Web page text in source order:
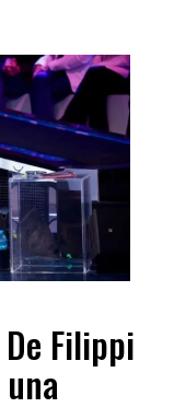
Filippi